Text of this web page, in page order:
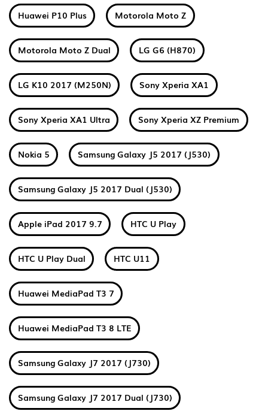
Huawei P10 Plus Motorola Moto Z
Motorola Moto Z Dual LG G6 (H870)
LG K10 2017 (M250N) Sony Xperia XA1
Sony Xperia XA1 Ultra Sony Xperia XZ Premium
Nokia 5 Samsung Galaxy J5 2017 (J530)
Samsung Galaxy J5 2017 Dual (J530)
Apple iPad 2017 9.7 HTC U Play
HTC U Play Dual HTC U11
Huawei MediaPad T3 7
Huawei MediaPad T3 8 LTE
Samsung Galaxy J7 2017 (J730)
Samsung Galaxy J7 2017 Dual (J730)